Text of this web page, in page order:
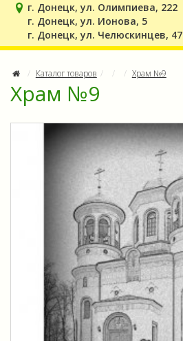
г. Донецк, ул. Олимпиева, 222
г. Донецк, ул. Ионова, 5
г. Донецк, ул. Челюскинцев, 47
Каталог товаров Храм №9
Храм №9